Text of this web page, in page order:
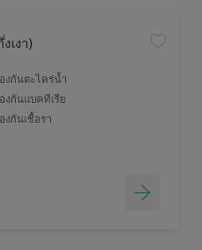
เงา)
งกันตะไคร่น้ำ
งกันแบคทีเรีย
งกันเชื้อรา